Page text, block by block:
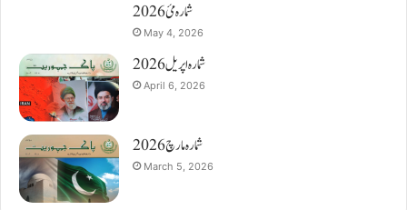
شمارہ مئ 2026
May 4, 2026
شمارہ اپریل 2026
April 6, 2026
شمارہ مارچ 2026
March 5, 2026